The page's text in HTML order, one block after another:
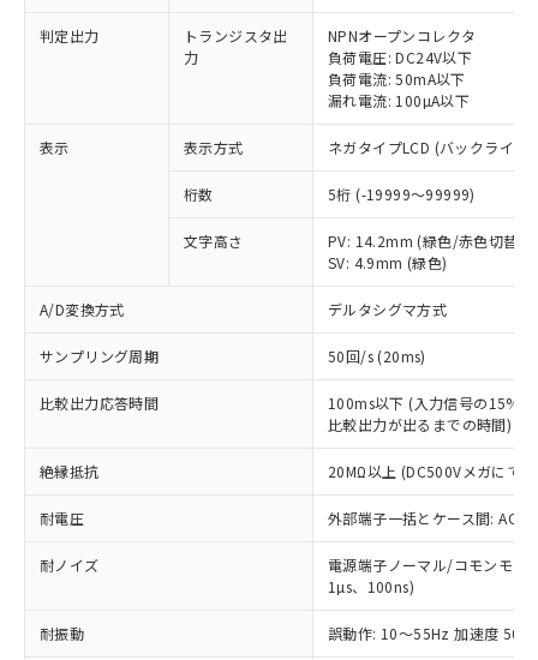
判定出力
トランジスタ出
力
NPNオープンコレクタ
負荷電圧: DC24V以下
負荷電流: 50mA以下
漏れ電流: 100µA以下
表示 表示方式 ネガタイプLCD (バックライト
桁数 5桁 (-19999～99999)
文字高さ
PV: 14.2mm (緑色/赤色切替)
SV: 4.9mm (緑色)
A/D変換方式 デルタシグマ方式
サンプリング周期 50回/s (20ms)
比較出力応答時間
100ms以下 (入力信号の15%
比較出力が出るまでの時間)
絶縁抵抗 20MΩ以上 (DC500Vメガにて)
耐電圧 外部端子一括とケース間:
耐ノイズ
電源端子ノーマル/コモンモ
1µs、100ns)
耐振動 誤動作: 10～55Hz 加速度
ご利用条件
以下の条件をお読みいただき、同意のうえ
ご利用ください。
本サービスは、当社制御機器事業取扱
商品の当社在庫状況および標準価格
(税抜)を提供させていただくもので
当社制御機器事業取扱商品の中には、
本サービスの対象外となる商品もある
ことをご了承ください。
在庫状況および標準価格照会結果は、
記載している更新日時点での社内デー
タに基づき作成されるものであり、閲
覧された時点での実際の在庫および標
準価格とは異なる場合があることをご
※1 対応状況
対応済み：EU RoHS指令（10物質）の
対応予定：EU RoHS指令（10物質）の非含
有に対応した製品に切り替える予定のある
対応予定なし：EU RoHS指令（10物質）の
非含有に非対応の商品で、対応品を出す予
定はありません。
調査・確認中：EU RoHS指令（10物質）の
非含有の対応状況を調査中または確認中の
非該当品：ライセンス料など無形物で、有
害物質有無と関係のない商品です。
仕入先様の事情により、非含有部品として
いたものが、含有品と判明した場合などや
むを得ず変更することがあります。
*EU RoHS指令（10物質）：
鉛(Pb) 1000ppm以下、 水銀(Hg) 1000ppm以下、 カド
六価クロム(Cr(Ⅵ)) 1000ppm以下、ポリ臭化ビフェニル
類(PBB) 1000ppm以下、ポリ臭化ジフェニルエーテル類
※1 中国RoHS○×表
「○」：最大均質材料含有率が中国RoHSの
基準値以下であることを示します。
基準値を超えていることを示します。
「－」：未確認です。当社販売部門へお問
*中国RoHS10物質の基準値 (GB/T26572)：
Pb(鉛) :1000ppm、 Hg(水銀) : 1000ppm、 Cd(カドミウ
Cr(Ⅵ)(六価クロム) : 1000ppm、 PBBs(ポリ臭化ビフェ
ニル類) : 1000ppm、 PBDEs(ポリ臭化ジフェニルエーテ
当社は、これら貴社製品のうち、外国
為替および外国貿易法に定める商品
（以下｢規制貨物等」という）を輸出
または国外への提供する場合は、日本
国政府の輸出許可(または役務取引許
可)を取得するなどの必要な手続きを